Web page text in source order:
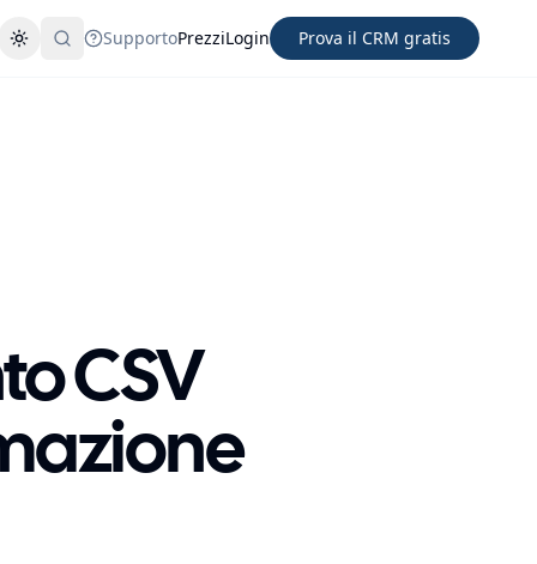
Cambia tema
CercaSupportoPrezziLogin Prova il CRM gratis
CSV